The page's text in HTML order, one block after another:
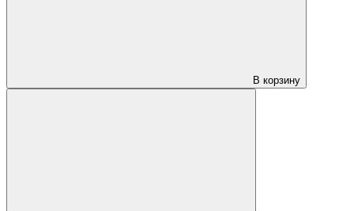
В корзину